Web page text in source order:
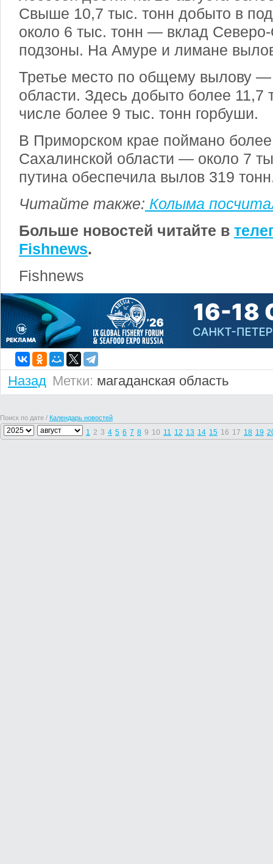
Свыше 10,7 тыс. тонн добыто в
около 6 тыс. тонн — вклад
подзоны. На Амуре и лимане
Третье место по общему вылову —
области. Здесь добыто более 11,7
числе более 9 тыс. тонн горбуши.
В Приморском крае поймано
Сахалинской области — около 7
путина обеспечила вылов 319
Читайте также: Колыма
Больше новостей читайте в
Fishnews.
Fishnews
Назад Метки: магаданская область
Поиск по дате / Календарь новостей
1 2 3 4 5 6 7 8 9 10 11 12 13 14 15 16 17 18 19